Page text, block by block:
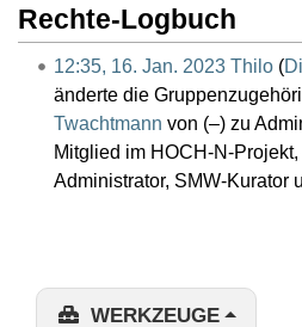
Rechte-Logbuch
12:35, 16. Jan. 2023 Thilo
änderte die
Twachtmann von (–) zu
Mitglied im HOCH-N-
Administrator, SMW-Kurator
WERKZEUGE